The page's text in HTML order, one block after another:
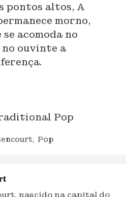
pontos altos, A
morno,
acomoda no
no ouvinte a
Pop
Pop
nascido na capital do